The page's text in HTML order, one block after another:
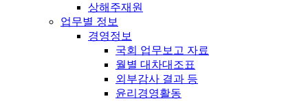
상해주재원
업무별 정보
경영정보
국회 업무보고 자료
월별 대차대조표
외부감사 결과 등
윤리경영활동